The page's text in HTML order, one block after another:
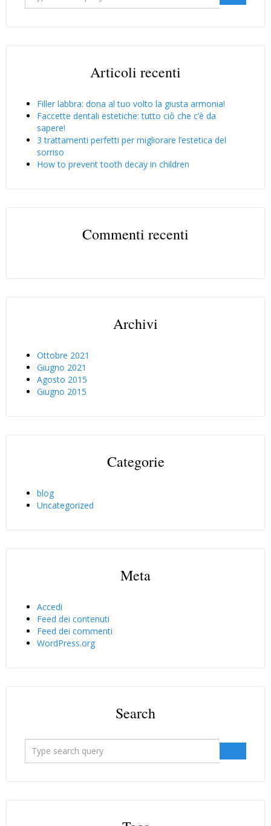
Articoli recenti
Filler labbra: dona al tuo volto la giusta armonia!
Faccette dentali estetiche: tutto ciò che c’è da
sapere!
3 trattamenti perfetti per migliorare l’estetica del
sorriso
How to prevent tooth decay in children
Commenti recenti
Archivi
Ottobre 2021
Giugno 2021
Agosto 2015
Giugno 2015
Categorie
blog
Uncategorized
Meta
Accedi
Feed dei contenuti
Feed dei commenti
WordPress.org
Search